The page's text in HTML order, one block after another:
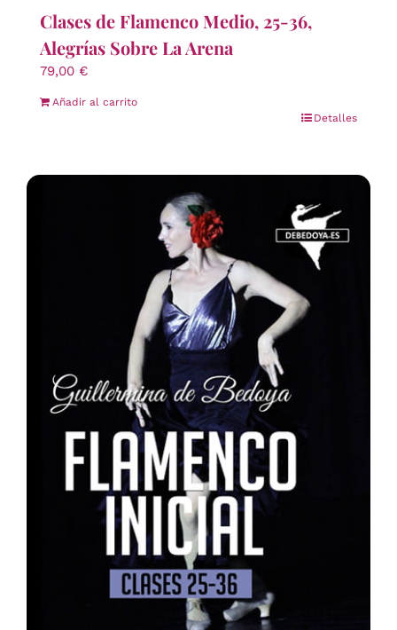
Clases de Flamenco Medio, 25-36,
Alegrías Sobre La Arena
79,00 €
Añadir al carrito
Detalles